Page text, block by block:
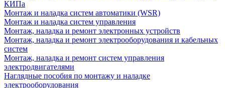
КИПа
Монтаж и наладка систем автоматики (WSR)
Монтаж и наладка систем управления
Монтаж, наладка и ремонт электронных устройств
Монтаж, наладка и ремонт электрооборудования и кабельных
систем
Монтаж, наладка и ремонт систем управления
электродвигателями
Наглядные пособия по монтажу и наладке
электрооборудования